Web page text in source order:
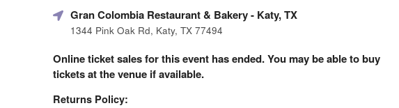
Gran Colombia Restaurant & Bakery- Katy, TX
1344 Pink Oak Rd, Katy, TX 77494
Online ticket sales for this event has ended. You may be able to buy
tickets at the venue if available.
Returns Policy: